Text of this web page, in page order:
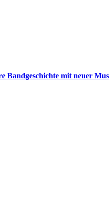
Bandgeschichte mit neuer